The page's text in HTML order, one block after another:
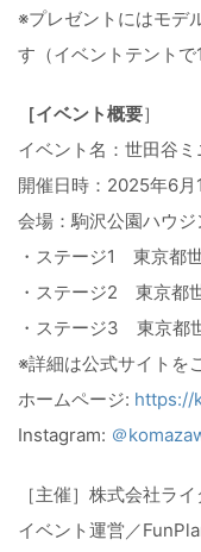
※プレゼントにはモデ
す（イベントテントで
［イベント概要］
イベント名：世田谷
開催日時：2025年6
会場：駒沢公園ハウ
・ステージ1 東京都
・ステージ2 東京都
・ステージ3 東京都
※詳細は公式サイトを
ホームページ: https://
Instagram: ＠
［主催］株式会社ラ
イベント運営／